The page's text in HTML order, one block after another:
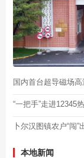
国内首台超导磁场
“一把手”走进12345
卜尔汉图镇农户“闯”
本地新闻